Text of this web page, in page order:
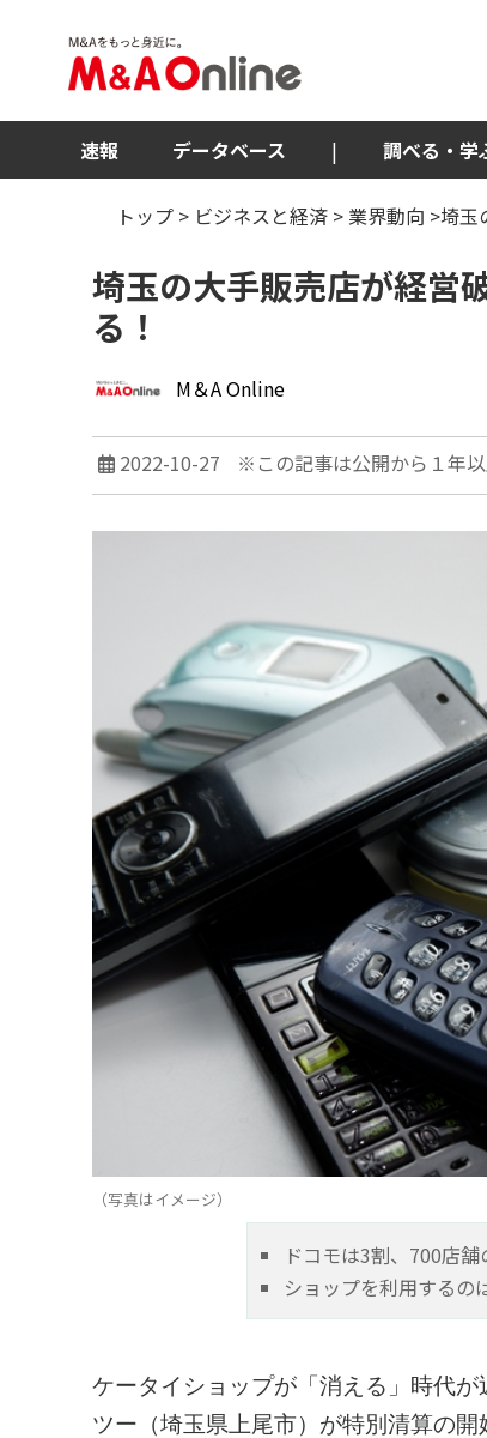
速報 データベース | 調べる・学
トップ > ビジネスと経済 > 業界動向 >埼玉
埼玉の大手販売店が経営
る！
M＆A Online
2022-10-27 ※この記事は公開から１年以
（写真はイメージ）
ドコモは3割、700店
ショップを利用するの
ケータイショップが「消える」時代
ツー（埼玉県上尾市）が特別清算の